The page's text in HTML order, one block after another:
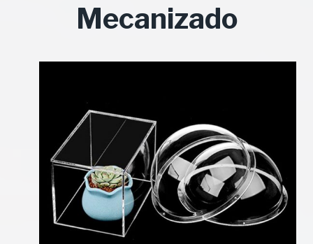
Mecanizado